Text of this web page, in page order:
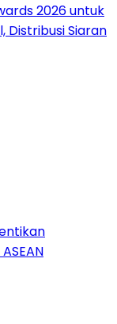
2026 untuk
Distribusi Siaran